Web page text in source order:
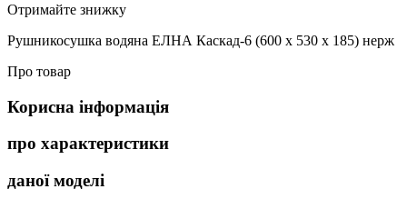
Отримайте знижку
Рушникосушка водяна ЕЛНА Каскад-6 (600 х 530 х 185) нерж
Про товар
Корисна інформація
про характеристики
даної моделі